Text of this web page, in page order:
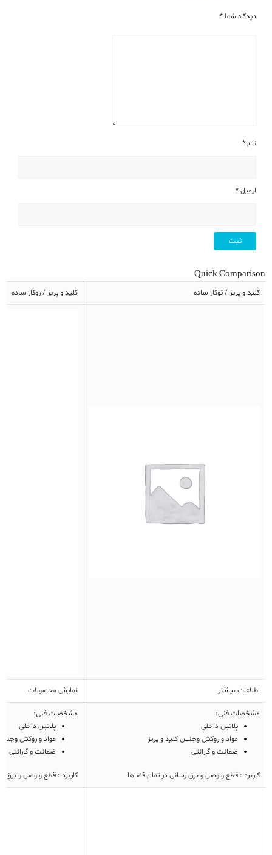
دیدگاه شما *
نام*
ایمیل*
Quick Comparison
کلید و پریز / توکار ساده کلید و پریز / روکار ساده
اطلاعات بیشتر نمایش محصولات
مشخصات فنی:
پلاتین داخلی
مواد و روکش وجنس کلید و پریز
ضمانت و گارانتی
کاربرد : قطع و وصل و برق رسانی در تمام فضاها
مشخصات فنی:
پلاتین داخلی
مواد و روکش وجنس
ضمانت و گارانتی
کاربرد : قطع و وصل و برق